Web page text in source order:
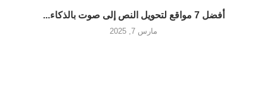
أفضل 7 مواقع لتحويل النص إلى صوت بالذكاء...
مارس 7, 2025